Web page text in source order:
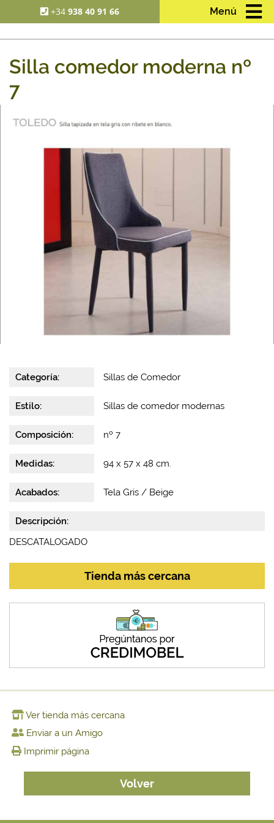
+34938 40 91 66 Menú
Silla comedor moderna nº
7
Categoría: Sillas de Comedor
Estilo: Sillas de comedor modernas
Composición: nº 7
Medidas: 94 x 57 x 48 cm.
Acabados: Tela Gris / Beige
Tienda más cercana
Descripción:
DESCATALOGADO
Volver
Ver tienda más cercana
Enviar a un Amigo
Imprimir página